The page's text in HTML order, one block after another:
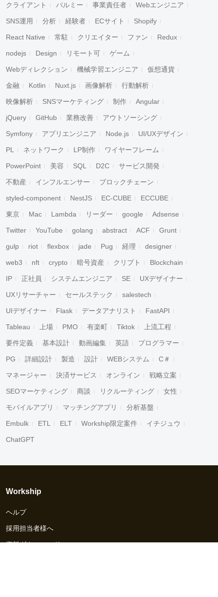
クライアント パルミー 事業責任者 Webエンジニア
SNS運用 分析 経験者 ECサイト Shopify
React Native 常駐 クリエイター ファン Redux
nodejs Design リモート可 ゲーム
Webディレクション 機械学習エンジニア 仮想通貨
金融 Kotlin Nuxt.js 画像解析 行動解析
映像解析 SNSマーケティング 制作 Angular
jQuery GitHub 業務改善 アウトソーシング
Symfony アプリエンジニア Node.js UI/UXデザイン
PL ネットワーク LP制作 ワイヤーフレーム
PowerPoint 美容 SQL D2C サービス開発
不動産 インフルエンサー ブロックチェーン
styled-component NestJS EC-CUBE ECCUBE
東京 Mac Lambda リーダー google Adsense
Twitter YouTube golang abstract ACF Grunt
gulp riot flexbox jade Pug 経理 designer
web3 nft crypto 暗号資産 クリプト Blockchain
IP 正社員 システムエンジニア SE UXデザイナー
UXリサーチャー セールステック salestech
UIデザイナー Flask データアナリスト FastAPI
Tableau 上場 PMO 有楽町 Tiktok 上流工程
要件定義 基本設計 動画編集 英語 プログラマー
PG 詳細設計 製造 設計 WEBシステム C＃
マネージャー 決済サービス オンライン 戦略立案
SEOマーケティング 商談 リクルーティング 女性
モバイルアプリ マッチングアプリ 分析基盤
Embulk ETL ELT Workship限定案件 イチジュウ
ChatGPT
Workship
ヘルプ
採用担当者様へ
資料ダウンロード